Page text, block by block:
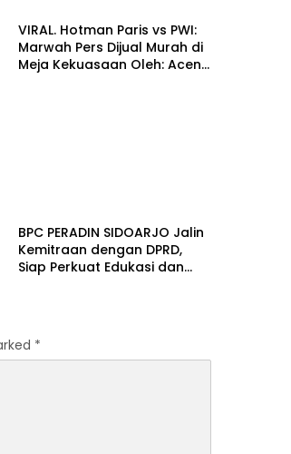
VIRAL. Hotman Paris vs PWI:
Marwah Pers Dijual Murah di
Meja Kekuasaan Oleh: Aceng
BPC PERADIN SIDOARJO Jalin
Kemitraan dengan DPRD,
Siap Perkuat Edukasi dan
*